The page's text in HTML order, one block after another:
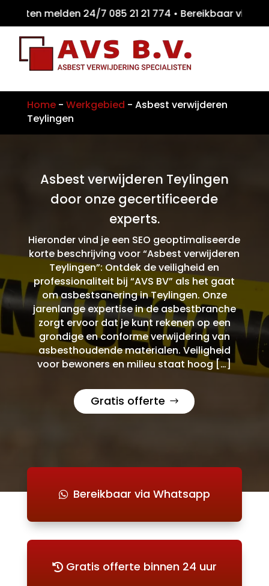
melden 24/7 085 21 21 774 •
Home- Werkgebied - Asbest verwijderen
Teylingen
Asbest verwijderen Teylingen
door onze gecertificeerde
experts.
Hieronder vind je een SEO geoptimaliseerde
korte beschrijving voor “Asbest verwijderen
Teylingen”: Ontdek de veiligheid en
professionaliteit bij “AVS BV” als het gaat
om asbestsanering in Teylingen. Onze
jarenlange expertise in de asbestbranche
zorgt ervoor dat je kunt rekenen op een
grondige en conforme verwijdering van
asbesthoudende materialen. Veiligheid
voor bewoners en milieu staat hoog […]
Gratis offerte
Bereikbaar via Whatsapp
Gratis offerte binnen 24 uur